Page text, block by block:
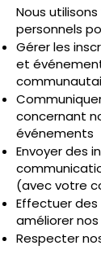
Nous
personnels
Gérer les
et
concernant
événements
Envoyer des
(avec votre
Effectuer
améliorer
Respecter